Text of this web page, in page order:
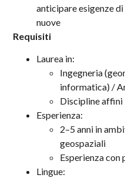
anticipare esigenze
nuove
Requisiti
Laurea in:
Ingegneria
informatica) /
Discipline affini
Esperienza:
2–5 anni in
geospaziali
Esperienza
Lingue: